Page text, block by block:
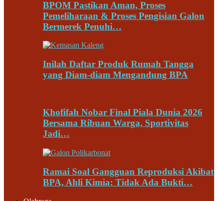
BPOM Pastikan Aman, Proses
Pemeliharaan & Proses Pengisian Galon
Bermerek Penuhi…
Inilah Daftar Produk Rumah Tangga
yang Diam-diam Mengandung BPA
Khofifah Nobar Final Piala Dunia 2026
Bersama Ribuan Warga, Sportivitas
Jadi…
Ramai Soal Gangguan Reproduksi Akibat
BPA, Ahli Kimia: Tidak Ada Bukti…